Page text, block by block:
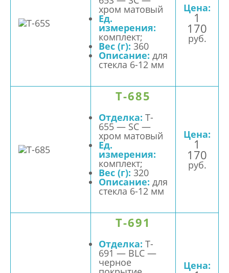
хром матовый
Ед.
измерения:
комплект;
Вес (г): 360
Описание: для
стекла 6-12 мм
Цена:
1
170
руб.
T-685
Отделка: T-
655 — SC —
хром матовый
Ед.
измерения:
комплект;
Вес (г): 320
Описание: для
стекла 6-12 мм
Цена:
1
170
руб.
T-691
Отделка: T-
691 — BLC —
черное Цена: